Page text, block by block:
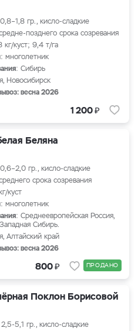
гр., кисло-сладкие
позднего срока созревания
кг/куст; 9,4 т/га
: многолетник
: Сибирь
Новосибирск
весна 2026
1 200₽
Беляна
гр., кисло-сладкие
срока созревания
куст
: многолетник
: Среднеевропейская Россия,
Сибирь.
Алтайский край
весна 2026
800₽ ПРОДАНО
Поклон Борисовой
5,1 гр., кисло-сладкие